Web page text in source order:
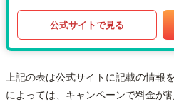
公式サイトで見る
上記の表は公式サイトに記載の情報
によっては、キャンペーンで料金が